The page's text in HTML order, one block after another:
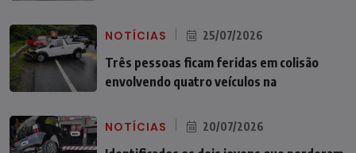
NOTÍCIAS 25/07/2026
Três pessoas ficam feridas em colisão
envolvendo quatro veículos na
NOTÍCIAS 20/07/2026